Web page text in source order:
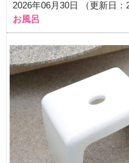
2026年06月30日 （更新日：
お風呂